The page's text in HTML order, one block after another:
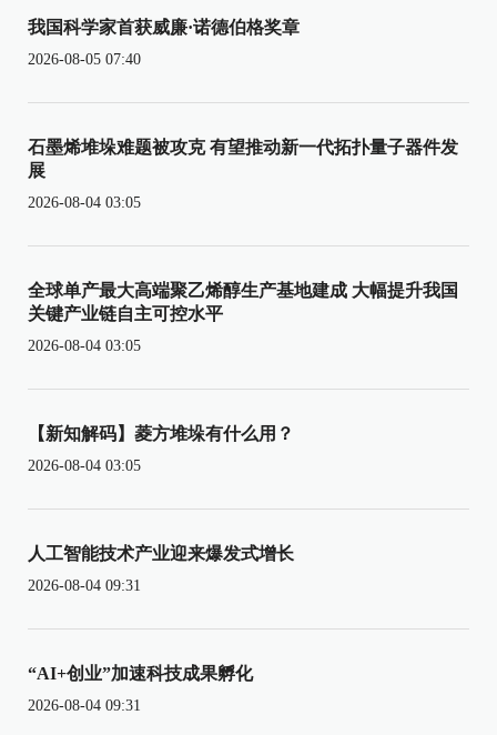
我国科学家首获威廉·诺德伯格奖章
2026-08-05 07:40
石墨烯堆垛难题被攻克 有望推动新一代拓扑量子器件发
展
2026-08-04 03:05
全球单产最大高端聚乙烯醇生产基地建成 大幅提升我国
关键产业链自主可控水平
2026-08-04 03:05
【新知解码】菱方堆垛有什么用？
2026-08-04 03:05
人工智能技术产业迎来爆发式增长
2026-08-04 09:31
“AI+创业”加速科技成果孵化
2026-08-04 09:31